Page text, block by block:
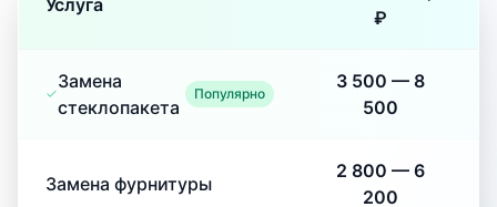
Услуга
₽
Замена
стеклопакета
Популярно
3 500 — 8
500
Замена фурнитуры
2 800 — 6
200